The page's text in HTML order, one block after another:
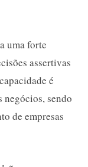
uma forte
assertivas
é
negócios, sendo
de empresas